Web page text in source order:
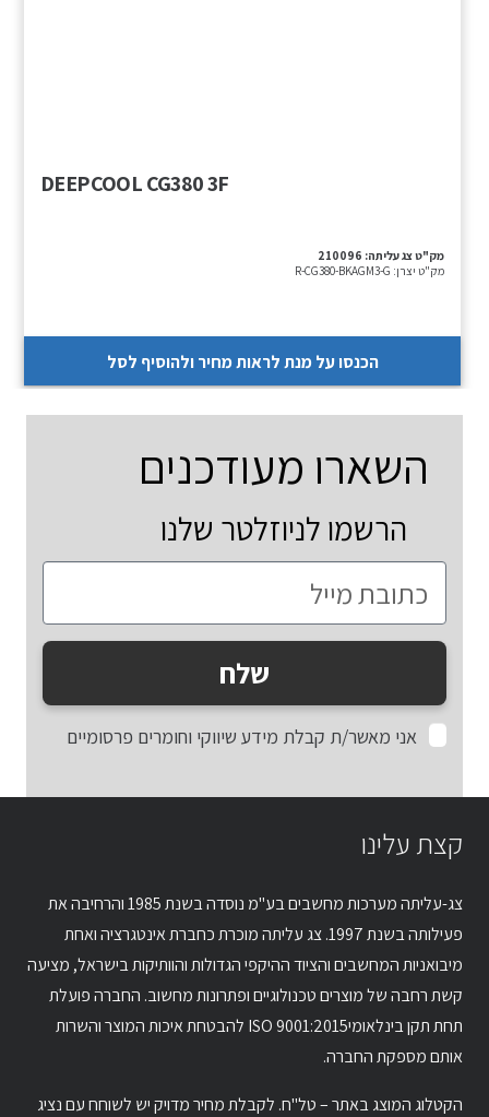
DEEPCOOL CG380 3F
מק"ט צג עליתה: 210096
מק"ט יצרן: R-CG380-BKAGM3-G
הכנסו על מנת לראות מחיר ולהוסיף לסל
השארו מעודכנים
הרשמו לניוזלטר שלנו
אני מאשר/ת קבלת מידע שיווקי וחומרים פרסומיים
שלח
קצת עלינו
צג-עליתה מערכות מחשבים בע"מ נוסדה בשנת 1985 והרחיבה את
פעילותה בשנת 1997. צג עליתה מוכרת כחברת אינטגרציה ואחת
מיבואניות המחשבים והציוד ההיקפי הגדולות והוותיקות בישראל, מציעה
קשת רחבה של מוצרים טכנולוגיים ופתרונות מחשוב. החברה פועלת
תחת תקן בינלאומיISO 9001:2015 להבטחת איכות המוצר והשרות
אותם מספקת החברה.
הקטלוג המוצג באתר – טל"ח. לקבלת מחיר מדויק יש לשוחח עם נציג